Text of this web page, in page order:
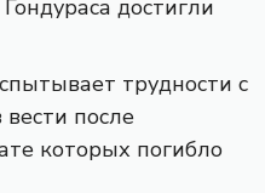
достигли
трудности с
после
которых погибло